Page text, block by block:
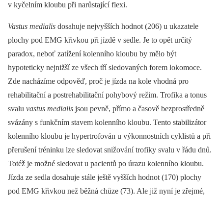
v kyčelním kloubu při narůstající flexi.
Vastus medialis dosahuje nejvyšších hodnot (206) u ukazatele
plochy pod EMG křivkou při jízdě v sedle. Je to opět určitý
paradox, neboť zatížení kolenního kloubu by mělo být
hypoteticky nejnižší ze všech tří sledovaných forem lokomoce.
Zde nacházíme odpověď, proč je jízda na kole vhodná pro
rehabilitační a postrehabilitační pohybový režim. Trofika a tonus
svalu vastus medialis jsou pevně, přímo a časově bezprostředně
svázány s funkčním stavem kolenního kloubu. Tento stabilizátor
kolenního kloubu je hypertrofován u výkonnostních cyklistů a při
přerušení tréninku lze sledovat snižování trofiky svalu v řádu dnů.
Totéž je možné sledovat u pacientů po úrazu kolenního kloubu.
Jízda ze sedla dosahuje stále ještě vyšších hodnot (170) plochy
pod EMG křivkou než běžná chůze (73). Ale již nyní je zřejmé,